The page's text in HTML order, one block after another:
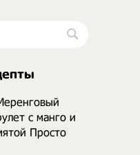
с манго и
Просто